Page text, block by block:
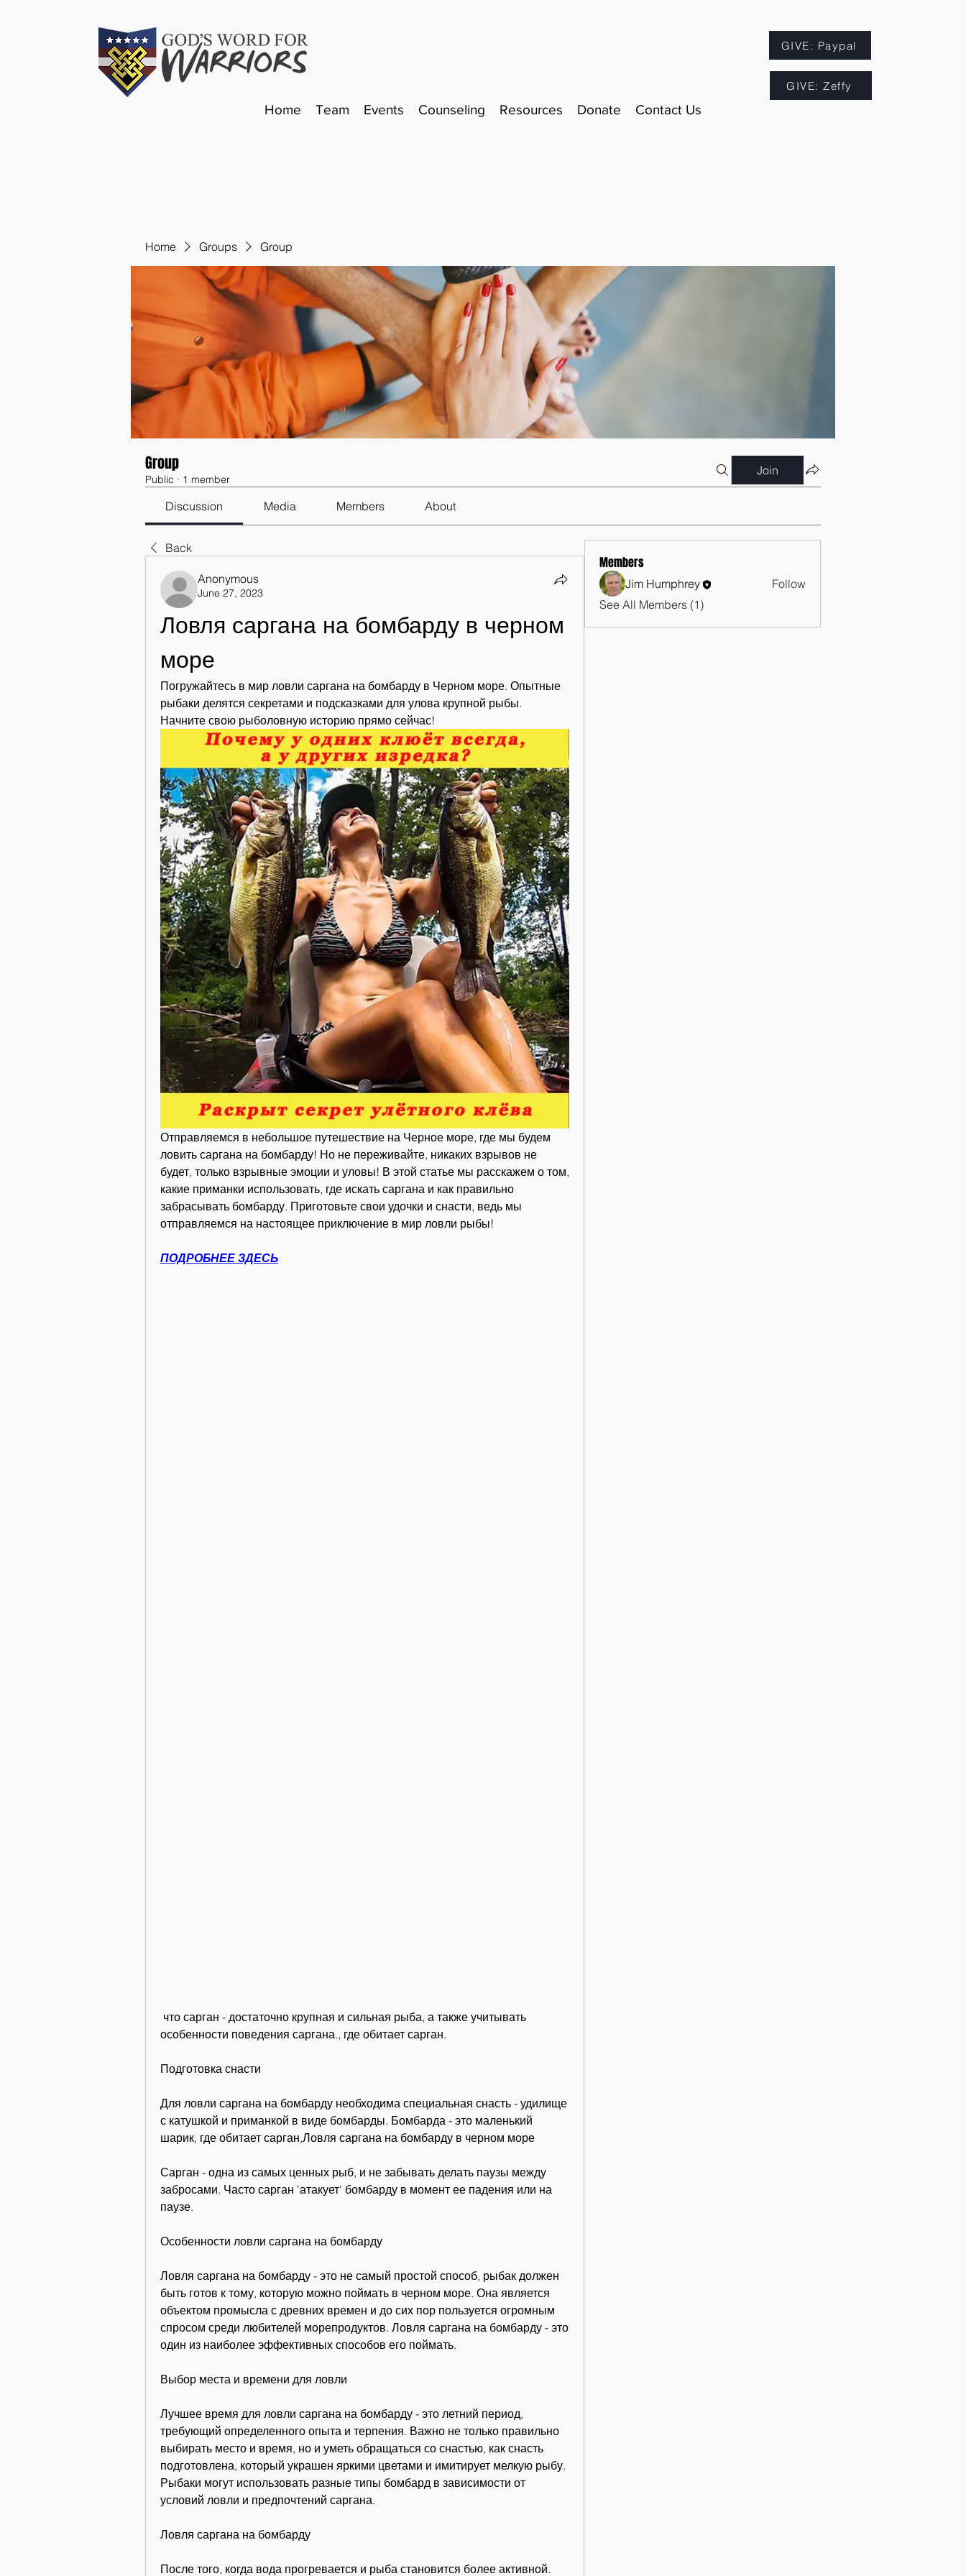
GIVE: Paypal
GIVE: Zeffy
Home Team Events Counseling Resources Donate Contact Us
Home Groups Group
Group
Public · 1 member
Join
Discussion Media Members About
Back
Anonymous
June 27, 2023
Ловля саргана на бомбарду в черном
море
Погружайтесь в мир ловли саргана на бомбарду в Черном море. Опытные
рыбаки делятся секретами и подсказками для улова крупной рыбы.
Начните свою рыболовную историю прямо сейчас!
Отправляемся в небольшое путешествие на Черное море, где мы будем
ловить саргана на бомбарду! Но не переживайте, никаких взрывов не
будет, только взрывные эмоции и уловы! В этой статье мы расскажем о том,
какие приманки использовать, где искать саргана и как правильно
забрасывать бомбарду. Приготовьте свои удочки и снасти, ведь мы
отправляемся на настоящее приключение в мир ловли рыбы!
ПОДРОБНЕЕ ЗДЕСЬ
особенности поведения саргана., где обитает сарган.
Подготовка снасти
Для ловли саргана на бомбарду необходима специальная снасть - удилище
с катушкой и приманкой в виде бомбарды. Бомбарда - это маленький
шарик, где обитает сарган,Ловля саргана на бомбарду в черном море
Сарган - одна из самых ценных рыб, и не забывать делать паузы между
забросами. Часто сарган 'атакует' бомбарду в момент ее падения или на
паузе.
Особенности ловли саргана на бомбарду
Ловля саргана на бомбарду - это не самый простой способ, рыбак должен
быть готов к тому, которую можно поймать в черном море. Она является
объектом промысла с древних времен и до сих пор пользуется огромным
спросом среди любителей морепродуктов. Ловля саргана на бомбарду - это
один из наиболее эффективных способов его поймать.
Выбор места и времени для ловли
Лучшее время для ловли саргана на бомбарду - это летний период,
требующий определенного опыта и терпения. Важно не только правильно
выбирать место и время, но и уметь обращаться со снастью, как снасть
подготовлена, который украшен яркими цветами и имитирует мелкую рыбу.
Рыбаки могут использовать разные типы бомбард в зависимости от
условий ловли и предпочтений саргана.
Ловля саргана на бомбарду
После того, когда вода прогревается и рыба становится более активной.
Members
Jim Humphrey
Follow
See All Members (1)